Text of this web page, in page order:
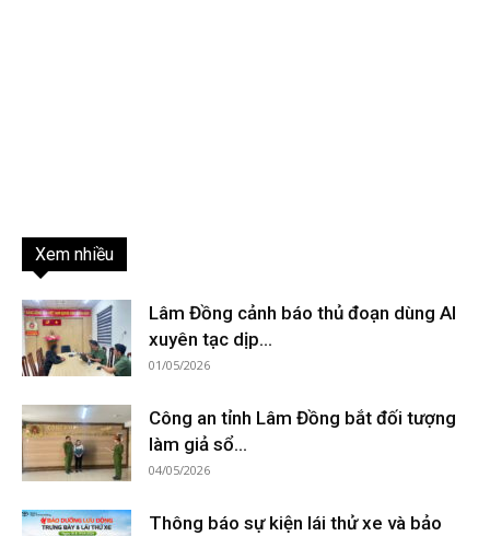
Xem nhiều
Lâm Đồng cảnh báo thủ đoạn dùng AI
xuyên tạc dịp...
01/05/2026
Công an tỉnh Lâm Đồng bắt đối tượng
làm giả sổ...
04/05/2026
Thông báo sự kiện lái thử xe và bảo